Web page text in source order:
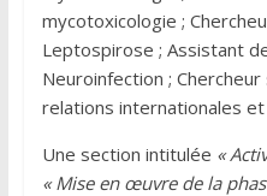
mycotoxicologie ;
Leptospirose ; Assistant
Neuroinfection ;
relations internationales
Une section intitulée «
« Mise en œuvre de la